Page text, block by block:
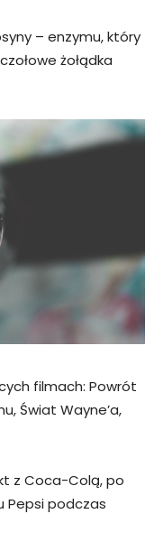
– enzymu, który
żołądka
filmach: Powrót
Świat Wayne’a,
z Coca-Colą, po
Pepsi podczas